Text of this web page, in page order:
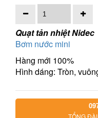
Quạt tản nhiệt Nidec
Bơm nước mini
Hàng mới 100%
Hình dáng: Tròn,
TỔNG